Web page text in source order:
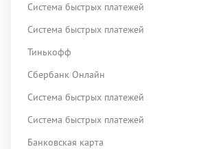
Система быстрых платежей
Система быстрых платежей
Тинькофф
Сбербанк Онлайн
Система быстрых платежей
Система быстрых платежей
Банковская карта